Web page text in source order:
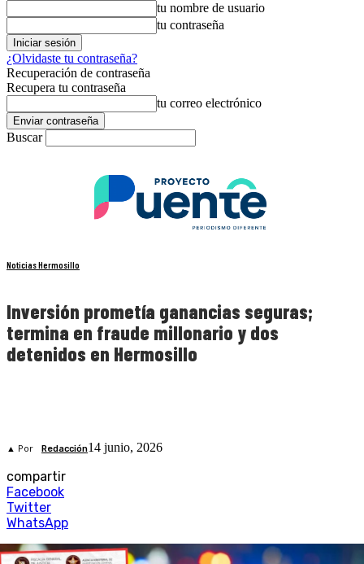
tu nombre de usuario
tu contraseña
¿Olvidaste tu contraseña?
Recuperación de contraseña
Recupera tu contraseña
tu correo electrónico
Buscar
Noticias Hermosillo
Inversión prometía ganancias seguras;
termina en fraude millonario y dos
detenidos en Hermosillo
▲ Por Redacción14 junio, 2026
compartir
Facebook
Twitter
WhatsApp